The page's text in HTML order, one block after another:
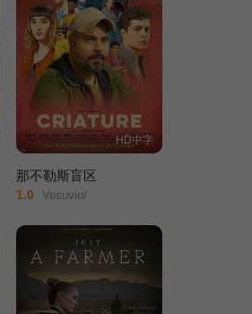
HD中字
那不勒斯盲区
1.0 Vesuvio/